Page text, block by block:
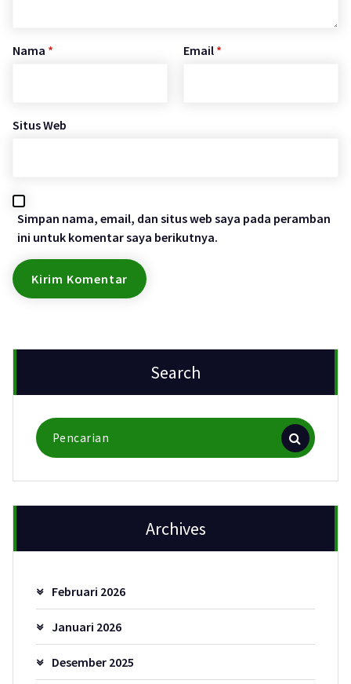
Nama * Email *
Situs Web
Simpan nama, email, dan situs web saya pada peramban
ini untuk komentar saya berikutnya.
Search
Pencarian
untuk:
Archives
Februari 2026
Januari 2026
Desember 2025